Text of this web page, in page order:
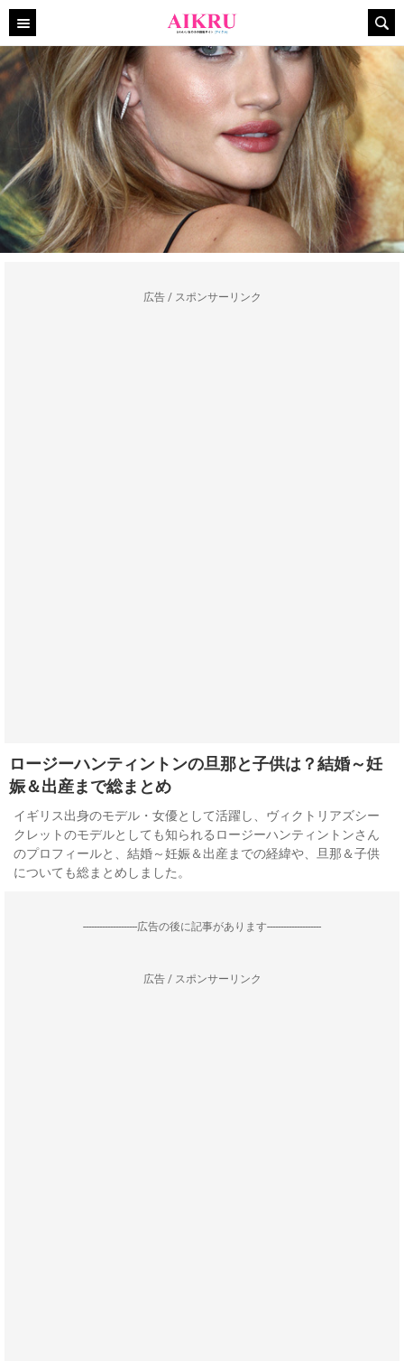
広告 / スポンサーリンク
ロージーハンティントンの旦那と子供は？結婚～妊
娠＆出産まで総まとめ
イギリス出身のモデル・女優として活躍し、ヴィクトリアズシー
クレットのモデルとしても知られるロージーハンティントンさん
のプロフィールと、結婚～妊娠＆出産までの経緯や、旦那＆子供
についても総まとめしました。
--------------------広告の後に記事があります--------------------
広告 / スポンサーリンク